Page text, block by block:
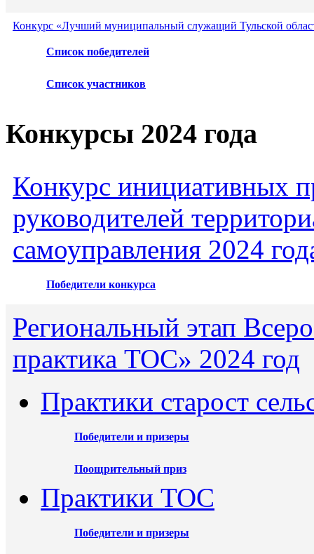
Конкурс «Лучший муниципальный служащий Тульской
Список победителей
Список участников
Конкурсы 2024 года
Конкурс инициативных
руководителей
самоуправления 2024
Победители конкурса
Региональный этап
практика ТОС» 2024 год
Практики старост
Победители и призеры
Поощрительный приз
Практики ТОС
Победители и призеры